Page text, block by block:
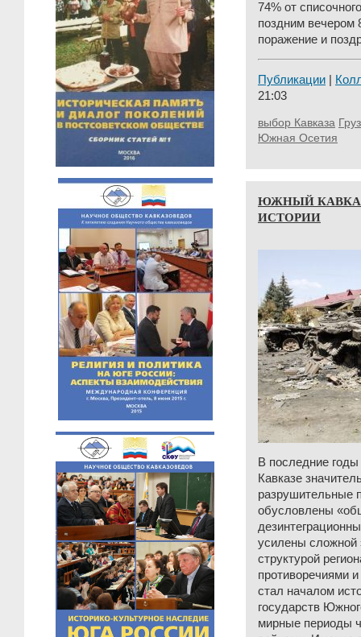
74% от
поздним вечером
поражение и
Публикации
21:03
выбор Кавказа
Южная Осетия
ЮЖНЫЙ
ИСТОРИИ
В последние
Кавказе
разрушительные
обусловлены
усилены сложной
структурой
противоречиями
стал началом
государств
мирные периоды